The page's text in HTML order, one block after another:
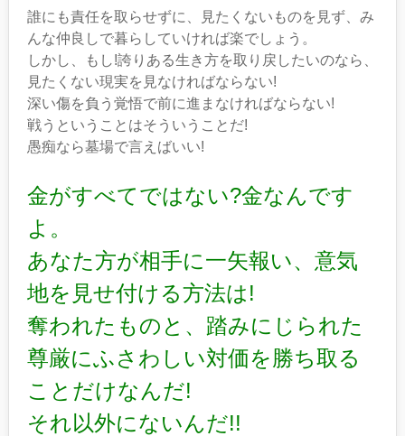
誰にも責任を取らせずに、見たくないものを見ず、み
んな仲良しで暮らしていければ楽でしょう。
しかし、もし!誇りある生き方を取り戻したいのなら、
見たくない現実を見なければならない!
深い傷を負う覚悟で前に進まなければならない!
戦うということはそういうことだ!
愚痴なら墓場で言えばいい!
金がすべてではない?金なんです
よ。
あなた方が相手に一矢報い、意気
地を見せ付ける方法は!
奪われたものと、踏みにじられた
尊厳にふさわしい対価を勝ち取る
ことだけなんだ!
それ以外にないんだ!!